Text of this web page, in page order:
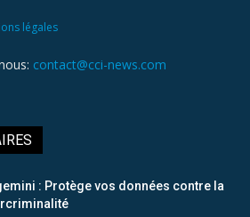
légales
contact@cci-news.com
: Protège vos données contre la